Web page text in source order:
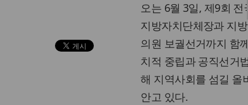
오는 6월 3일, 제9회 전
지방자치단체장과 지
의원 보궐선거까지 함
치적 중립과 공직선거
해 지역사회를 섬길 올
안고 있다.